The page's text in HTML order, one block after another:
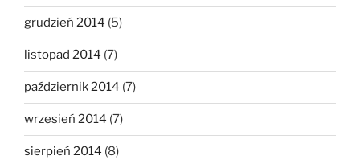
grudzień 2014 (5)
listopad 2014 (7)
październik 2014 (7)
wrzesień 2014 (7)
sierpień 2014 (8)